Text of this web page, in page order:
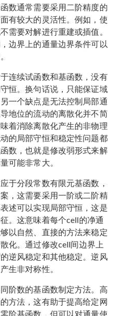
数通常需要采用二阶精度的
有较大的灵活性。例如，使
需要对解进行重建或插值。
边界上的通量边界条件可以
连续试函数和基函数，没有
恒。换句话说，只能保证域
一个缺点是无法控制局部通
地位的流动的离散化并不简
着消除离散化产生的非物理
的局部守恒和稳定性问题都
数，也就是修改弱形式来解
可能非常大。
于分段常数有限元基函数，
，这需要采用一阶或二阶精
述可以实现局部守恒，这是
。这意味着每个cell的净通
以自然、直接的方法来稳定
化。通过修改cell间边界上
逆风稳定和其他稳定。逆风
生非对称性。
阶数的基函数制定方法。高
方法，这有助于提高给定网
阶基函数，但可以对通量使